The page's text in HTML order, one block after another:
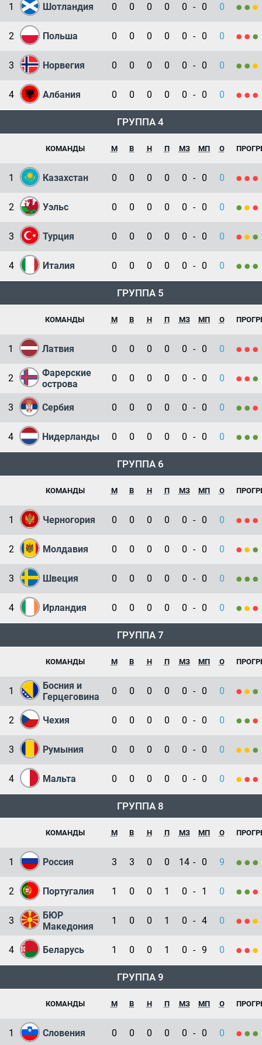
1 Шотландия 0 0 0 0 0 - 0 0
2 Польша 0 0 0 0 0 - 0 0
3 Норвегия 0 0 0 0 0 - 0 0
4 Албания 0 0 0 0 0 - 0 0
ГРУППА 4
КОМАНДЫ М В Н П МЗ МП О
1 Казахстан 0 0 0 0 0 - 0 0
2 Уэльс 0 0 0 0 0 - 0 0
3 Турция 0 0 0 0 0 - 0 0
4 Италия 0 0 0 0 0 - 0 0
ГРУППА 5
КОМАНДЫ М В Н П МЗ МП О
1 Латвия 0 0 0 0 0 - 0 0
2
Фарерские
острова
0 0 0 0 0 - 0 0
3 Сербия 0 0 0 0 0 - 0 0
4 Нидерланды 0 0 0 0 0 - 0 0
ГРУППА 6
КОМАНДЫ М В Н П МЗ МП О
1 Черногория 0 0 0 0 0 - 0 0
2 Молдавия 0 0 0 0 0 - 0 0
3 Швеция 0 0 0 0 0 - 0 0
4 Ирландия 0 0 0 0 0 - 0 0
ГРУППА 7
КОМАНДЫ М В Н П МЗ МП О
1
Босния и
Герцеговина
0 0 0 0 0 - 0 0
2 Чехия 0 0 0 0 0 - 0 0
3 Румыния 0 0 0 0 0 - 0 0
4 Мальта 0 0 0 0 0 - 0 0
ГРУППА 8
КОМАНДЫ М В Н П МЗ МП О
1 Россия 3 3 0 0 14 - 0 9
2 Португалия 1 0 0 1 0 - 1 0
3
БЮР
Македония
1 0 0 1 0 - 4 0
4 Беларусь 1 0 0 1 0 - 9 0
ГРУППА 9
КОМАНДЫ М В Н П МЗ МП О
1 Словения 0 0 0 0 0 - 0 0